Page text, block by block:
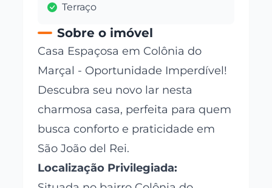
Terraço
Sobre o imóvel
Casa Espaçosa em Colônia do
Marçal - Oportunidade Imperdível!
Descubra seu novo lar nesta
charmosa casa, perfeita para quem
busca conforto e praticidade em
São João del Rei.
Localização Privilegiada: